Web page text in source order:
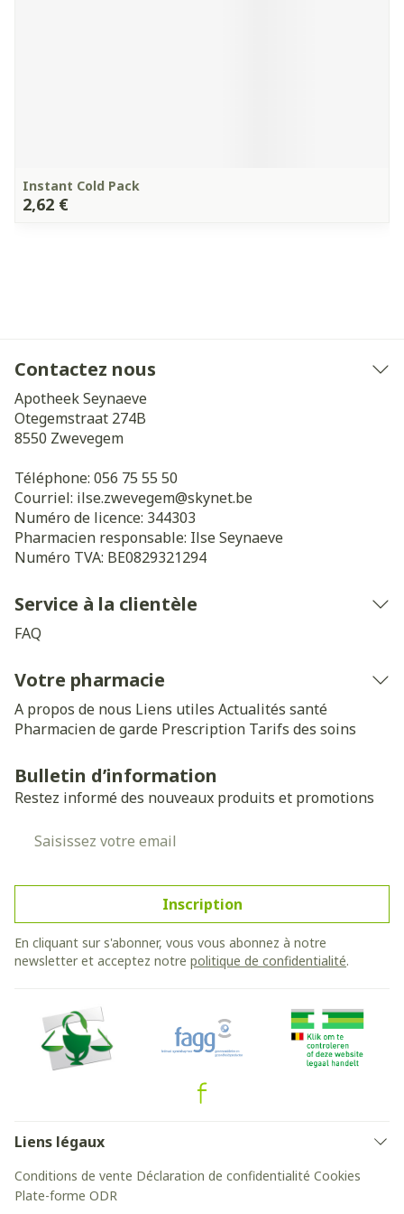
Instant Cold Pack
2,62 €
Contactez nous
Apotheek Seynaeve
Otegemstraat 274B
8550 Zwevegem
Téléphone: 056 75 55 50
Courriel: ilse.zwevegem@skynet.be
Numéro de licence: 344303
Pharmacien responsable: Ilse Seynaeve
Numéro TVA: BE0829321294
Service à la clientèle
FAQ
Votre pharmacie
A propos de nous Liens utiles Actualités santé
Pharmacien de garde Prescription Tarifs des soins
Bulletin d’information
Restez informé des nouveaux produits et promotions
Inscription
En cliquant sur s'abonner, vous vous abonnez à notre
newsletter et acceptez notre politique de confidentialité.
Liens légaux
Conditions de vente Déclaration de confidentialité Cookies
Plate-forme ODR